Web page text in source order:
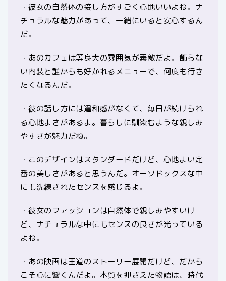
・彼女の自然体の接し方がすごく心地いいよね。ナ
チュラルな魅力があって、一緒にいると安心するん
だ。
・あのカフェは等身大の雰囲気が素敵だよ。飾らな
い内装と誰からも好かれるメニューで、何度も行き
たくなるんだ。
・彼の話し方には違和感がなくて、毎日が続けられ
る心地よさがあるよ。暮らしに馴染むような親しみ
やすさが魅力だね。
・このデザインはスタンダードだけど、心地よい定
番の美しさがあると思うんだ。オーソドックスな中
にも洗練されたセンスを感じるよ。
・彼女のファッションは自然体で親しみやすいけ
ど、ナチュラルな中にもセンスの良さが光っている
よね。
・あの映画は王道のストーリー展開だけど、だから
こそ心に響くんだよ。本質を押さえた物語は、時代